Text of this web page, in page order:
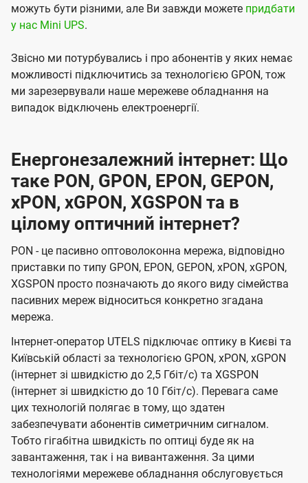
можуть бути різними, але Ви завжди можете придбати
у нас Mini UPS.
Звісно ми потурбувались і про абонентів у яких немає
можливості підключитись за технологією GPON, тож
ми зарезервували наше мережеве обладнання на
випадок відключень електроенергії.
Енергонезалежний інтернет: Що
таке PON, GPON, EPON, GEPON,
xPON, xGPON, XGSPON та в
цілому оптичний інтернет?
PON - це пасивно оптоволоконна мережа, відповідно
приставки по типу GPON, EPON, GEPON, xPON, xGPON,
XGSPON просто позначають до якого виду сімейства
пасивних мереж відноситься конкретно згадана
мережа.
Інтернет-оператор UTELS підключає оптику в Києві та
Київській області за технологією GPON, xPON, xGPON
(інтернет зі швидкістю до 2,5 Гбіт/с) та XGSPON
(інтернет зі швидкістю до 10 Гбіт/с). Перевага саме
цих технологій полягає в тому, що здатен
забезпечувати абонентів симетричним сигналом.
Тобто гігабітна швидкість по оптиці буде як на
завантаження, так і на вивантаження. За цими
технологіями мережеве обладнання обслуговується